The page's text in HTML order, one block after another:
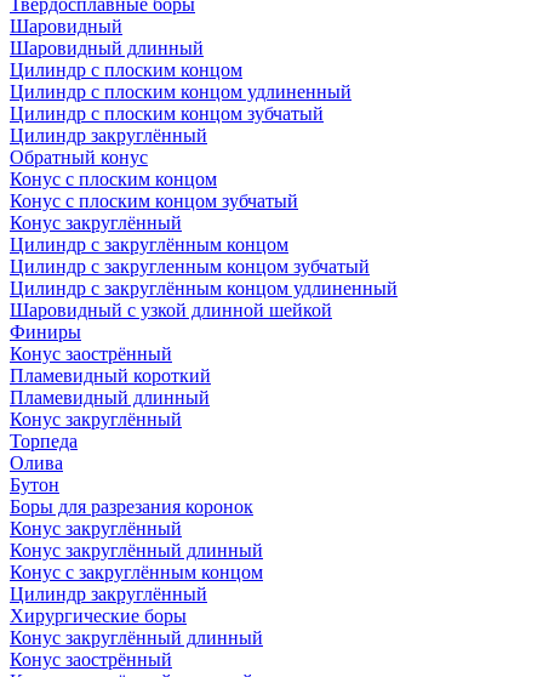
Шаровидный
Шаровидный длинный
Цилиндр с плоским концом
Цилиндр с плоским концом удлиненный
Цилиндр с плоским концом зубчатый
Цилиндр закруглённый
Обратный конус
Конус с плоским концом
Конус с плоским концом зубчатый
Конус закруглённый
Цилиндр с закруглённым концом
Цилиндр с закругленным концом зубчатый
Цилиндр с закруглённым концом удлиненный
Шаровидный с узкой длинной шейкой
Финиры
Конус заострённый
Пламевидный короткий
Пламевидный длинный
Конус закруглённый
Торпеда
Олива
Бутон
Боры для разрезания коронок
Конус закруглённый
Конус закруглённый длинный
Конус с закруглённым концом
Цилиндр закруглённый
Хирургические боры
Конус закруглённый длинный
Конус заострённый